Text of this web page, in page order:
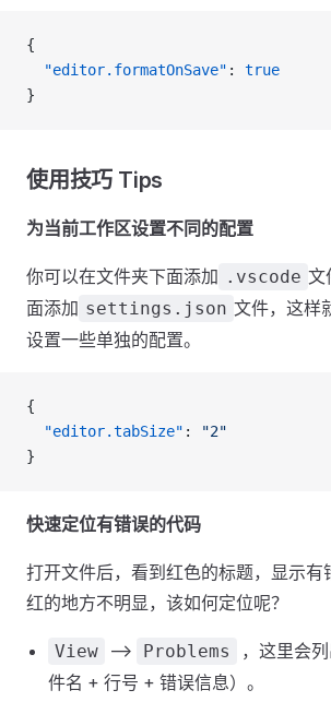
{
  "editor.formatOnSave"
: true
}
使用技巧 Tips
为当前工作区设置不同的配置
你可以在文件夹下面添加 .vscode 文
面添加 settings.json 文件，这样
设置一些单独的配置。
{
  "editor.tabSize"
:
"2"
}
快速定位有错误的代码
打开文件后，看到红色的标题，显示有
红的地方不明显，该如何定位呢？
View --> Problems
，这里会
件名 + 行号 + 错误信息）。